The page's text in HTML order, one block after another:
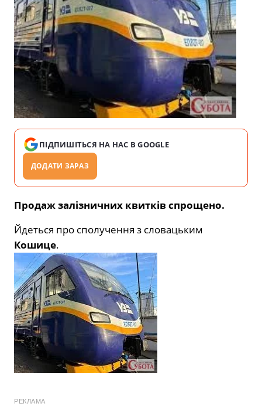
ПІДПИШІТЬСЯ НА НАС В GOOGLE
ДОДАТИ ЗАРАЗ
Продаж залізничних квитків спрощено.
Йдеться про сполучення з словацьким
Кошице.
РЕКЛАМА